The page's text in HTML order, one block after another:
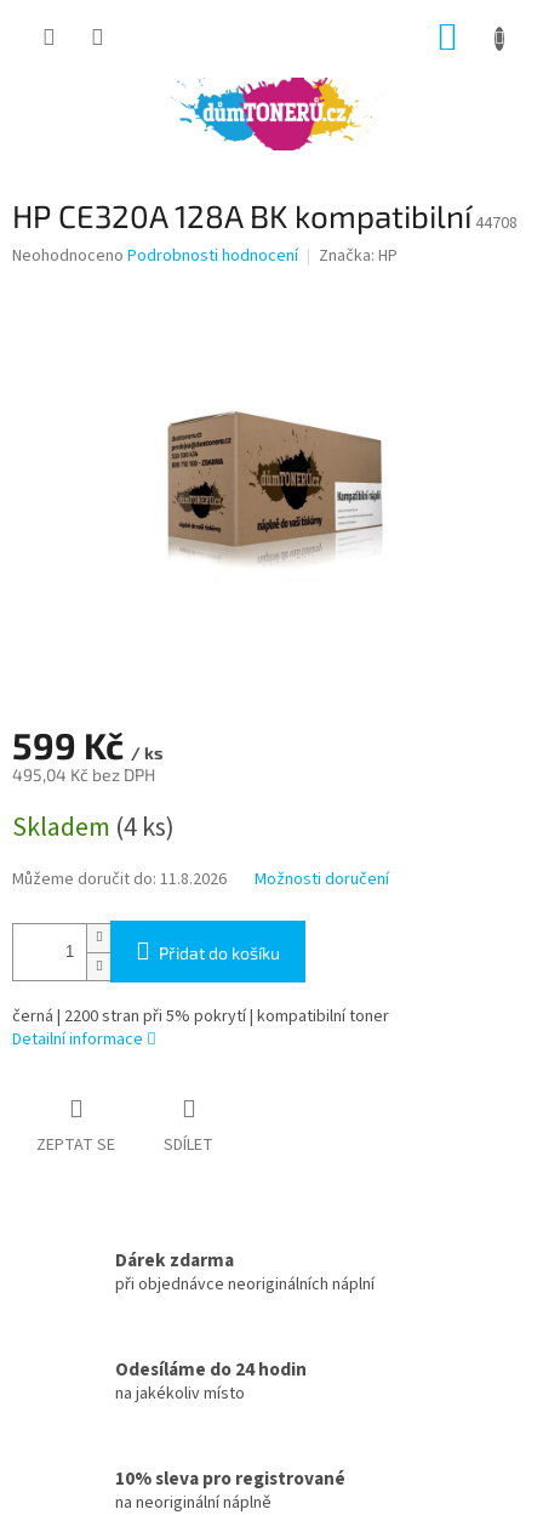
HP CE320A 128A BK kompatibilní 44708
Průměrné
Neohodnoceno Podrobnosti hodnocení Značka: HP
599 Kč / ks
495,04 Kč bez DPH
cena:
Skladem (4 ks)
Můžeme doručit do: 11.8.2026 Možnosti doručení
Přidat do košíku
černá | 2200 stran při 5% pokrytí | kompatibilní toner
Detailní informace
ZEPTAT SE SDÍLET
Dárek zdarma
při objednávce neoriginálních náplní
Odesíláme do 24 hodin
na jakékoliv místo
10% sleva pro registrované
na neoriginální náplně